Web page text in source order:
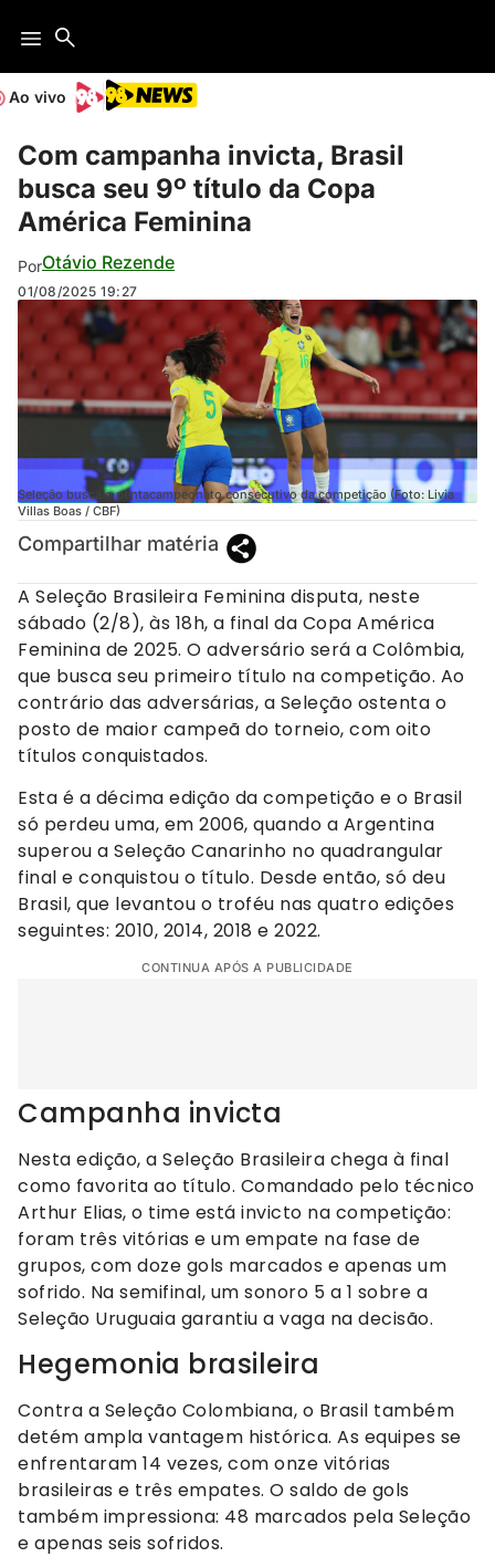
Ao vivo
Com campanha invicta, Brasil
busca seu 9º título da Copa
América Feminina
PorOtávio Rezende
01/08/2025 19:27
Seleção busca o pentacampeonato consecutivo da competição (Foto: Livia
Villas Boas / CBF)
Compartilhar matéria
A Seleção Brasileira Feminina disputa, neste
sábado (2/8), às 18h, a final da Copa América
Feminina de 2025. O adversário será a Colômbia,
que busca seu primeiro título na competição. Ao
contrário das adversárias, a Seleção ostenta o
posto de maior campeã do torneio, com oito
títulos conquistados.
Esta é a décima edição da competição e o Brasil
só perdeu uma, em 2006, quando a Argentina
superou a Seleção Canarinho no quadrangular
final e conquistou o título. Desde então, só deu
Brasil, que levantou o troféu nas quatro edições
seguintes: 2010, 2014, 2018 e 2022.
CONTINUA APÓS A PUBLICIDADE
Campanha invicta
Nesta edição, a Seleção Brasileira chega à final
como favorita ao título. Comandado pelo técnico
Arthur Elias, o time está invicto na competição:
foram três vitórias e um empate na fase de
grupos, com doze gols marcados e apenas um
sofrido. Na semifinal, um sonoro 5 a 1 sobre a
Seleção Uruguaia garantiu a vaga na decisão.
Hegemonia brasileira
Contra a Seleção Colombiana, o Brasil também
detém ampla vantagem histórica. As equipes se
enfrentaram 14 vezes, com onze vitórias
brasileiras e três empates. O saldo de gols
também impressiona: 48 marcados pela Seleção
e apenas seis sofridos.